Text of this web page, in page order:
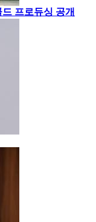
프로듀싱 공개